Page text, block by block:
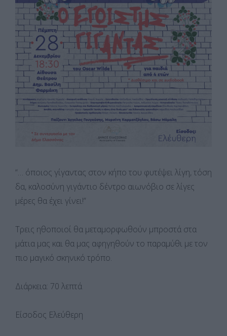
“… όποιος γίγαντας στον κήπο του φυτέψει λίγη, τόση
δα, καλοσύνη γιγάντιο δέντρο αιωνόβιο σε λίγες
μέρες θα έχει γίνει!”
Τρεις ηθοποιοί θα μεταμορφωθούν μπροστά στα
μάτια μας και θα μας αφηγηθούν το παραμύθι με τον
πιο μαγικό σκηνικό τρόπο.
Διάρκεια: 70 λεπτά
Είσοδος Ελεύθερη